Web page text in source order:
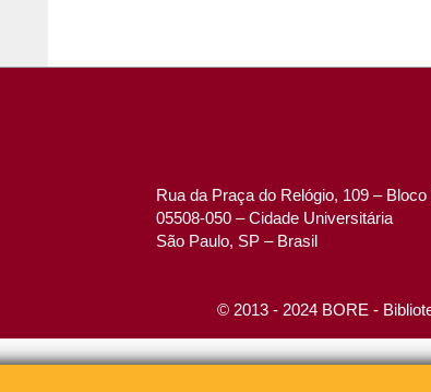
Rua da Praça do Relógio, 109 – Bloco
05508-050 – Cidade Universitária
São Paulo, SP – Brasil
© 2013 - 2024 BORE -